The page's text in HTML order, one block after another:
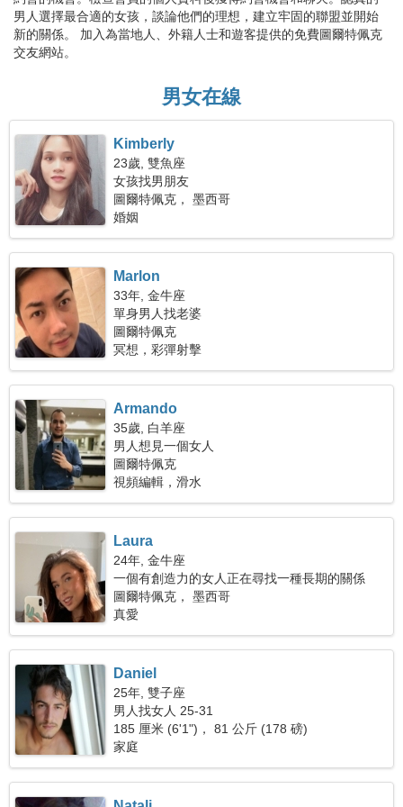
男人選擇最合適的女孩，談論他們的理想，建立牢固的聯盟並開始
新的關係。 加入為當地人、外籍人士和遊客提供的免費圖爾特佩克
交友網站。
男女在線
Kimberly
23歲, 雙魚座
女孩找男朋友
圖爾特佩克， 墨西哥
婚姻
Marlon
33年, 金牛座
單身男人找老婆
圖爾特佩克
冥想，彩彈射擊
Armando
35歲, 白羊座
男人想見一個女人
圖爾特佩克
視頻編輯，滑水
Laura
24年, 金牛座
一個有創造力的女人正在尋找一種長期的關係
圖爾特佩克， 墨西哥
真愛
Daniel
25年, 雙子座
男人找女人 25-31
185 厘米 (6'1")， 81 公斤 (178 磅)
家庭